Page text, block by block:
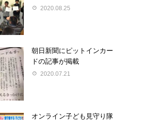
2020.08.25
朝日新聞にピットインカー
ドの記事が掲載
2020.07.21
オンライン子ども見守り隊